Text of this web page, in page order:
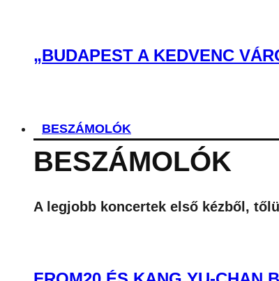
„BUDAPEST A KEDVENC
BESZÁMOLÓK
BESZÁMOLÓK
A legjobb koncertek első kézből,